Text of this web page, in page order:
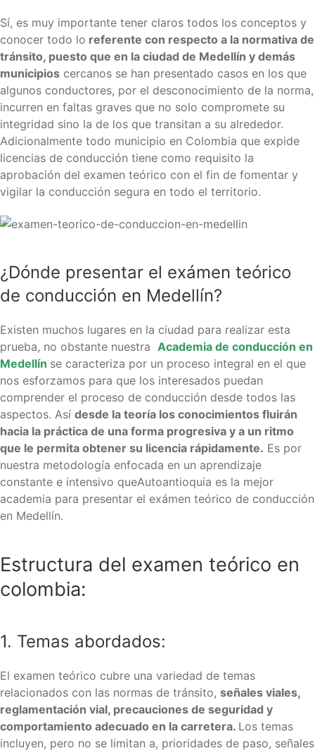
Sí, es muy importante tener claros todos los conceptos y
conocer todo lo referente con respecto a la normativa de
tránsito, puesto que en la ciudad de Medellín y demás
municipios cercanos se han presentado casos en los que
algunos conductores, por el desconocimiento de la norma,
incurren en faltas graves que no solo compromete su
integridad sino la de los que transitan a su alrededor.
Adicionalmente todo municipio en Colombia que expide
licencias de conducción tiene como requisito la
aprobación del examen teórico con el fin de fomentar y
vigilar la conducción segura en todo el territorio.
¿Dónde presentar el exámen teórico
de conducción en Medellín?
Existen muchos lugares en la ciudad para realizar esta
prueba, no obstante nuestra Academia de conducción en
Medellín se caracteriza por un proceso integral en el que
nos esforzamos para que los interesados puedan
comprender el proceso de conducción desde todos las
aspectos. Así desde la teoría los conocimientos fluirán
hacia la práctica de una forma progresiva y a un ritmo
que le permita obtener su licencia rápidamente. Es por
nuestra metodología enfocada en un aprendizaje
constante e intensivo queAutoantioquia es la mejor
academia para presentar el exámen teórico de conducción
en Medellín.
Estructura del examen teórico en
colombia:
1. Temas abordados:
El examen teórico cubre una variedad de temas
relacionados con las normas de tránsito, señales viales,
reglamentación vial, precauciones de seguridad y
comportamiento adecuado en la carretera. Los temas
incluyen, pero no se limitan a, prioridades de paso, señales